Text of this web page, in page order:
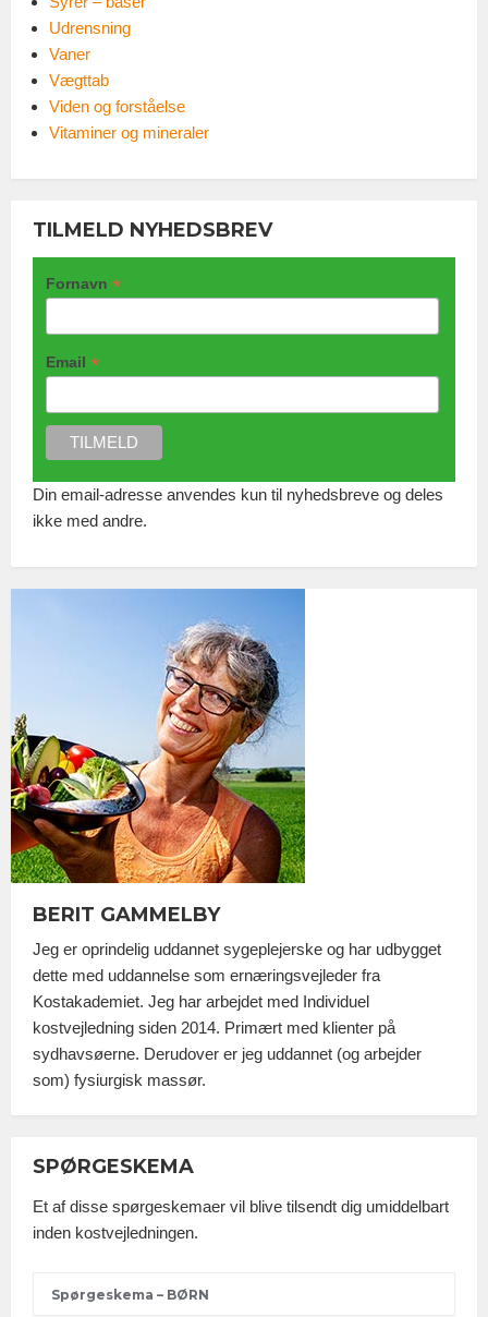
Udrensning
Vaner
Vægttab
Viden og forståelse
Vitaminer og mineraler
TILMELD NYHEDSBREV
Fornavn *
Email *
Din email-adresse anvendes kun til nyhedsbreve og deles
ikke med andre.
BERIT GAMMELBY
Jeg er oprindelig uddannet sygeplejerske og har udbygget
dette med uddannelse som ernæringsvejleder fra
Kostakademiet. Jeg har arbejdet med Individuel
kostvejledning siden 2014. Primært med klienter på
sydhavsøerne. Derudover er jeg uddannet (og arbejder
som) fysiurgisk massør.
SPØRGESKEMA
Et af disse spørgeskemaer vil blive tilsendt dig umiddelbart
inden kostvejledningen.
Spørgeskema – BØRN